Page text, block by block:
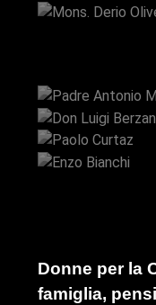
Don
Donne per la
famiglia,